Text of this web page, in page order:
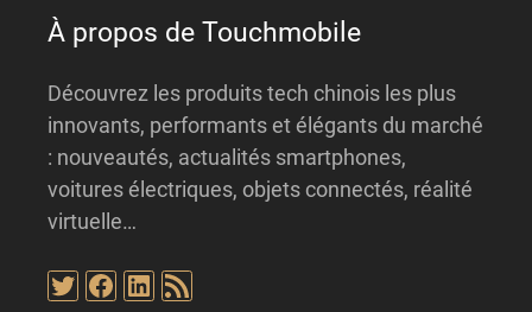
À propos de Touchmobile
Découvrez les produits tech chinois les plus
innovants, performants et élégants du marché
: nouveautés, actualités smartphones,
voitures électriques, objets connectés, réalité
virtuelle…
Twitter
Facebook
LinkedIn
Flux RSS